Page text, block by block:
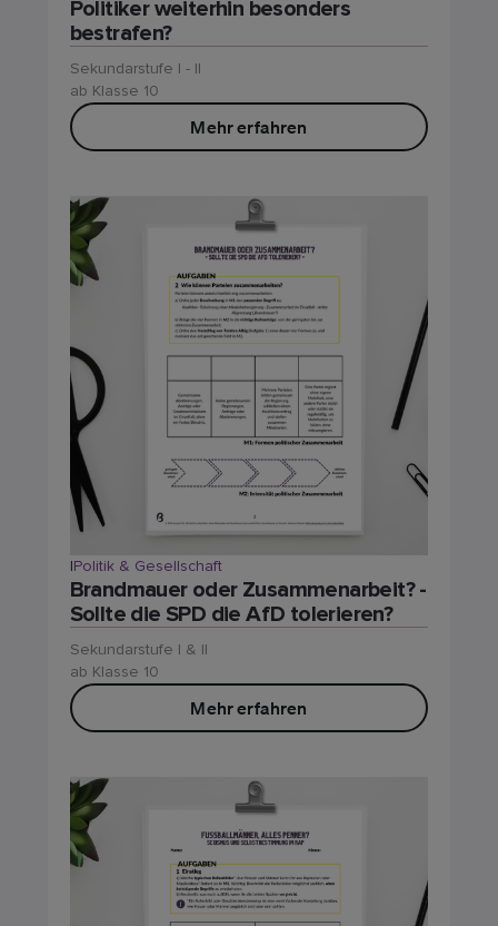
Politiker weiterhin besonders
bestrafen?
Sekundarstufe I - II
ab Klasse 10
Mehr erfahren
|Politik & Gesellschaft
Brandmauer oder Zusammenarbeit? -
Sollte die SPD die AfD tolerieren?
Sekundarstufe I & II
ab Klasse 10
Mehr erfahren